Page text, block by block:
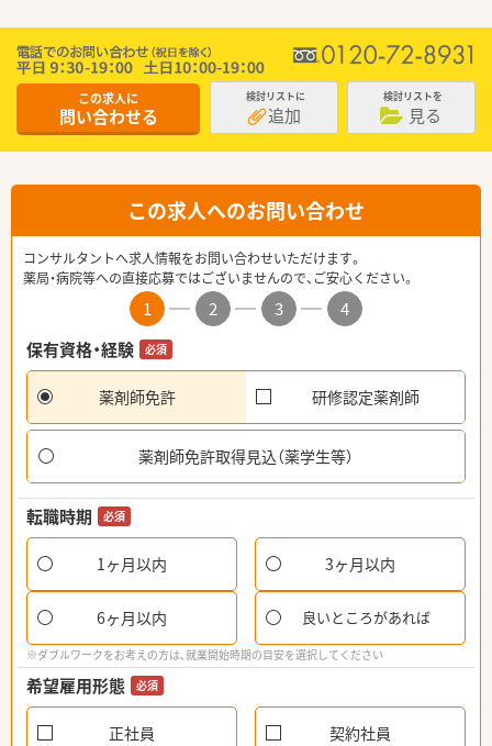
この求人に
問い合わせる
検討リストに
追加
検討リストを
見る
この求人へのお問い合わせ
コンサルタントへ求人情報をお問い合わせいただけます。
薬局・病院等への直接応募ではございませんので、ご安心ください。
1 2 3
4
保有資格・経験
必須
薬剤師免許 研修認定薬剤師
薬剤師免許取得見込（薬学生等）
転職時期 必須
1ヶ月以内 3ヶ月以内
6ヶ月以内 良いところがあれば
※ダブルワークをお考えの方は、就業開始時期の目安を選択してください
希望雇用形態 必須
正社員 契約社員